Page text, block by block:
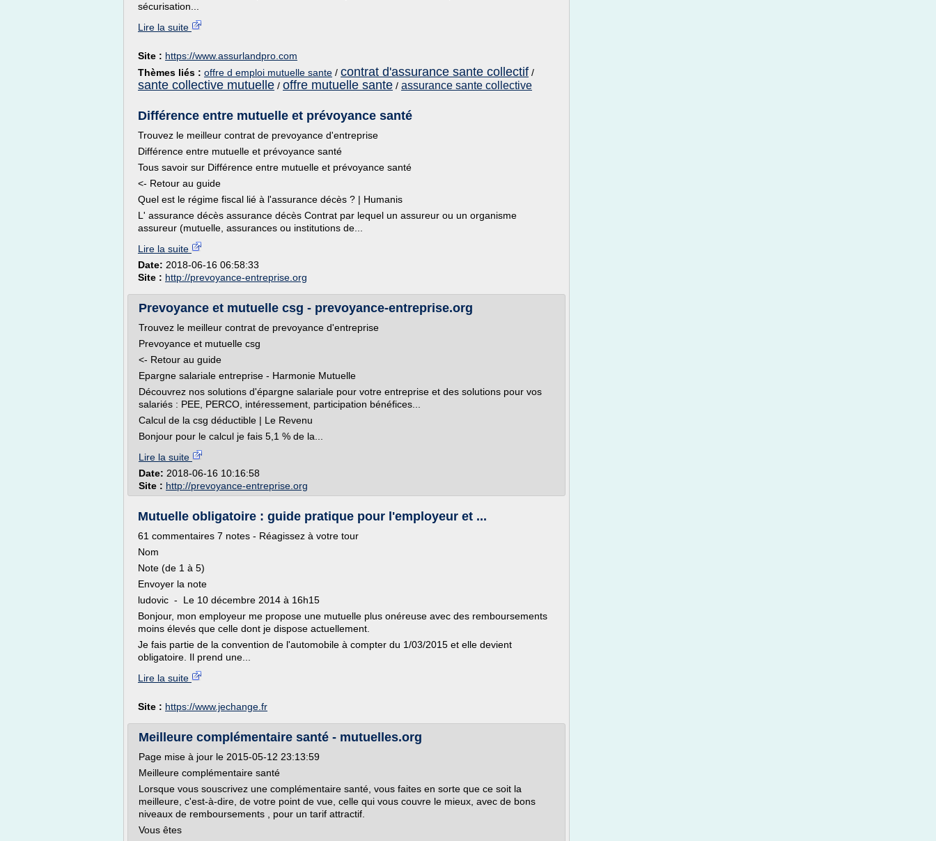
sécurisation...
Lire la suite
Site : https://www.assurlandpro.com
Thèmes liés : offre d emploi mutuelle sante / contrat d'assurance sante collectif /
sante collective mutuelle / offre mutuelle sante / assurance sante collective
Différence entre mutuelle et prévoyance santé
Trouvez le meilleur contrat de prevoyance d'entreprise
Différence entre mutuelle et prévoyance santé
Tous savoir sur Différence entre mutuelle et prévoyance santé
<- Retour au guide
Quel est le régime fiscal lié à l'assurance décès ? | Humanis
L' assurance décès assurance décès Contrat par lequel un assureur ou un organisme
assureur (mutuelle, assurances ou institutions de...
Lire la suite
Date: 2018-06-16 06:58:33
Site : http://prevoyance-entreprise.org
Prevoyance et mutuelle csg - prevoyance-entreprise.org
Trouvez le meilleur contrat de prevoyance d'entreprise
Prevoyance et mutuelle csg
<- Retour au guide
Epargne salariale entreprise - Harmonie Mutuelle
Découvrez nos solutions d'épargne salariale pour votre entreprise et des solutions pour vos
salariés : PEE, PERCO, intéressement, participation bénéfices...
Calcul de la csg déductible | Le Revenu
Bonjour pour le calcul je fais 5,1 % de la...
Lire la suite
Date: 2018-06-16 10:16:58
Site : http://prevoyance-entreprise.org
Mutuelle obligatoire : guide pratique pour l'employeur et ...
61 commentaires 7 notes - Réagissez à votre tour
Nom
Note (de 1 à 5)
Envoyer la note
ludovic - Le 10 décembre 2014 à 16h15
Bonjour, mon employeur me propose une mutuelle plus onéreuse avec des remboursements
moins élevés que celle dont je dispose actuellement.
Je fais partie de la convention de l'automobile à compter du 1/03/2015 et elle devient
obligatoire. Il prend une...
Lire la suite
Site : https://www.jechange.fr
Meilleure complémentaire santé - mutuelles.org
Page mise à jour le 2015-05-12 23:13:59
Meilleure complémentaire santé
Lorsque vous souscrivez une complémentaire santé, vous faites en sorte que ce soit la
meilleure, c'est-à-dire, de votre point de vue, celle qui vous couvre le mieux, avec de bons
niveaux de remboursements , pour un tarif attractif.
Vous êtes